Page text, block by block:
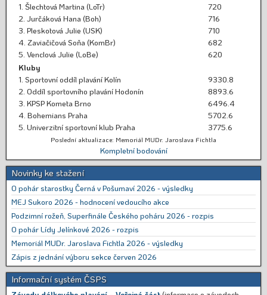
1. Šlechtová Martina (LoTr)
720
2. Jurčáková Hana (Boh)
716
3. Pleskotová Julie (USK)
710
4. Zaviačičová Soňa (KomBr)
682
5. Venclová Julie (LoBe)
620
Kluby
1. Sportovní oddíl plavání Kolín
9330.8
2. Oddíl sportovního plavání Hodonín
8893.6
3. KPSP Kometa Brno
6496.4
4. Bohemians Praha
5702.6
5. Univerzitní sportovní klub Praha
3775.6
Poslední aktualizace: Memoriál MUDr. Jaroslava Fichtla
Kompletní bodování
Novinky ke stažení
O pohár starostky Černá v Pošumaví 2026 - výsledky
MEJ Sukoro 2026 - hodnocení vedoucího akce
Podzimní rožeň, Superfinále Českého poháru 2026 - rozpis
O pohár Lídy Jelínkové 2026 - rozpis
Memoriál MUDr. Jaroslava Fichtla 2026 - výsledky
Zápis z jednání výboru sekce červen 2026
Informační systém ČSPS